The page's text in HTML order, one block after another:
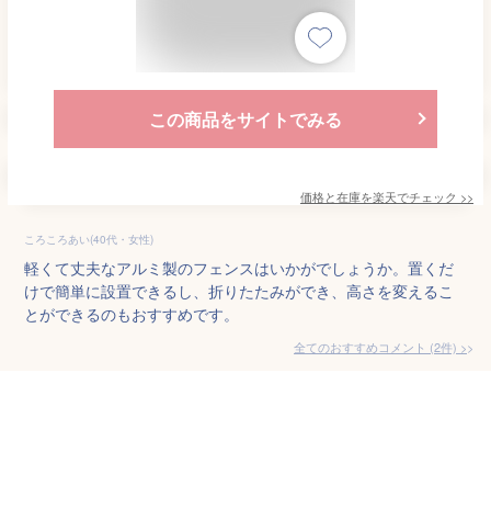
この商品をサイトでみる
価格と在庫を楽天でチェック >>
ころころあい(40代・女性)
軽くて丈夫なアルミ製のフェンスはいかがでしょうか。置くだ
けで簡単に設置できるし、折りたたみができ、高さを変えるこ
とができるのもおすすめです。
全てのおすすめコメント (2件) >